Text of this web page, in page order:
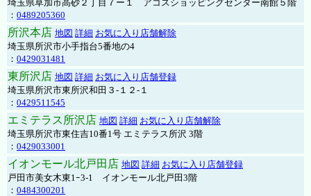
埼玉県草加市高砂２丁目７ー１ アコスショッピングセンター南館５階
： 0489205360
所沢本店 地図 詳細 お気に入り店舗解除
埼玉県所沢市小手指台5番地の4
： 0429031481
東所沢店 地図 詳細 お気に入り店舗登録
埼玉県所沢市東所沢和田３-１２-１
： 0429511545
エミテラス所沢店 地図 詳細 お気に入り店舗解除
埼玉県所沢市東住吉10番1号 エミテラス所沢 3階
： 0429033001
イオンモール北戸田店 地図 詳細 お気に入り店舗登録
戸田市美女木東1ｰ3‐1 イオンモール北戸田3階
： 0484300201